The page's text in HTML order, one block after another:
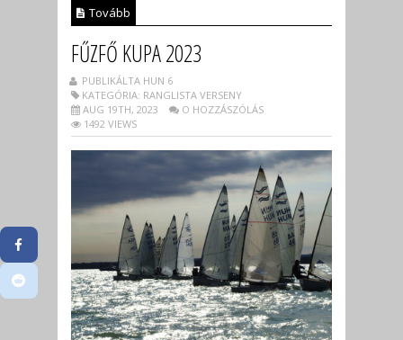
Tovább
FŰZFŐ KUPA 2023
PUBLIKÁLTA HUN 6
KATEGÓRIA: RANGLISTA VERSENY
AUG 19TH, 2023
O HOZZÁSZÓLÁS
1492 VIEWS